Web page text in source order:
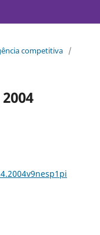
competitiva /